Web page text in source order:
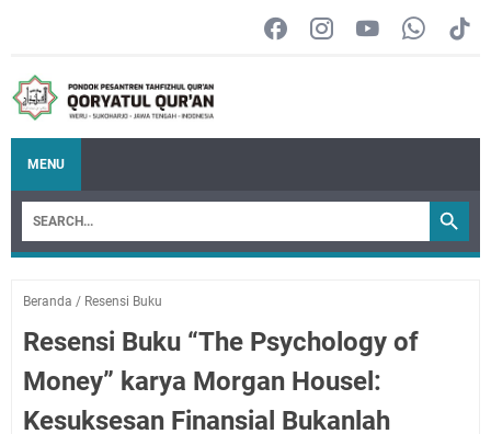
MENU
Beranda / Resensi Buku
Resensi Buku “The Psychology of
Money” karya Morgan Housel:
Kesuksesan Finansial Bukanlah